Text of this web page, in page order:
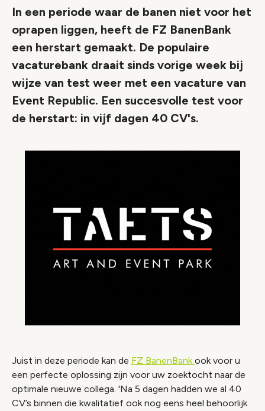
In een periode waar de banen niet voor het
oprapen liggen, heeft de FZ BanenBank
een herstart gemaakt. De populaire
vacaturebank draait sinds vorige week bij
wijze van test weer met een vacature van
Event Republic. Een succesvolle test voor
de herstart: in vijf dagen 40 CV's.
Juist in deze periode kan de FZ BanenBankook voor u
een perfecte oplossing zijn voor uw zoektocht naar de
optimale nieuwe collega. 'Na 5 dagen hadden we al 40
CV’s binnen die kwalitatief ook nog eens heel behoorlijk